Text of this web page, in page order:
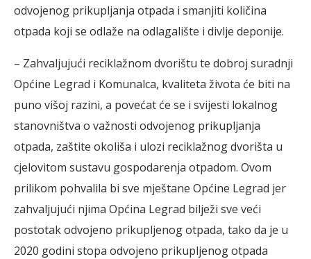
odvojenog prikupljanja otpada i smanjiti količina
otpada koji se odlaže na odlagalište i divlje deponije.
– Zahvaljujući reciklažnom dvorištu te dobroj suradnji
Općine Legrad i Komunalca, kvaliteta života će biti na
puno višoj razini, a povećat će se i svijesti lokalnog
stanovništva o važnosti odvojenog prikupljanja
otpada, zaštite okoliša i ulozi reciklažnog dvorišta u
cjelovitom sustavu gospodarenja otpadom. Ovom
prilikom pohvalila bi sve mještane Općine Legrad jer
zahvaljujući njima Općina Legrad bilježi sve veći
postotak odvojeno prikupljenog otpada, tako da je u
2020 godini stopa odvojeno prikupljenog otpada